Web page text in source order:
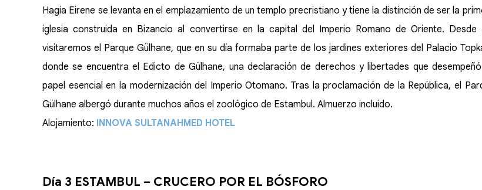
Hagia Eirene se levanta en el emplazamiento de un templo precristiano y tiene la distinción de ser la
iglesia construida en Bizancio al convertirse en la capital del Imperio Romano de Oriente. Desde
visitaremos el Parque Gülhane, que en su día formaba parte de los jardines exteriores del Palacio
donde se encuentra el Edicto de Gülhane, una declaración de derechos y libertades que
papel esencial en la modernización del Imperio Otomano. Tras la proclamación de la República, el
Gülhane albergó durante muchos años el zoológico de Estambul. Almuerzo incluido.
Alojamiento: INNOVA SULTANAHMED HOTEL
Día 3 ESTAMBUL – CRUCERO POR EL BÓSFORO